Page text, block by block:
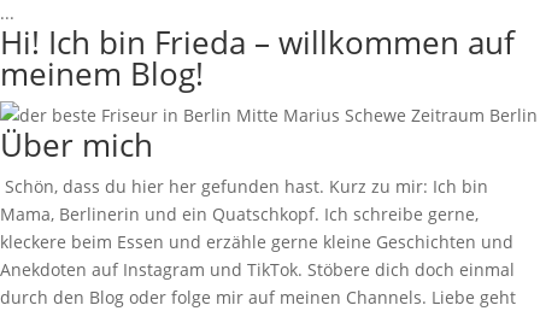
...
Hi! Ich bin Frieda – willkommen auf
meinem Blog!
Über mich
Schön, dass du hier her gefunden hast. Kurz zu mir: Ich bin
Mama, Berlinerin und ein Quatschkopf. Ich schreibe gerne,
kleckere beim Essen und erzähle gerne kleine Geschichten und
Anekdoten auf Instagram und TikTok. Stöbere dich doch einmal
durch den Blog oder folge mir auf meinen Channels. Liebe geht